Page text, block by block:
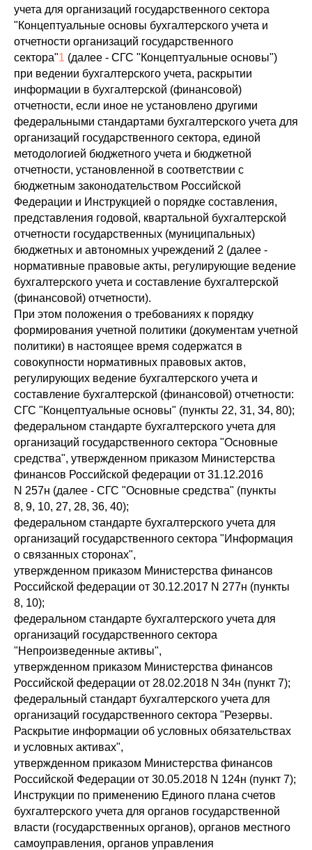
учета для организаций государственного сектора
"Концептуальные основы бухгалтерского учета и
отчетности организаций государственного
сектора"1 (далее - СГС "Концептуальные основы")
при ведении бухгалтерского учета, раскрытии
информации в бухгалтерской (финансовой)
отчетности, если иное не установлено другими
федеральными стандартами бухгалтерского учета для
организаций государственного сектора, единой
методологией бюджетного учета и бюджетной
отчетности, установленной в соответствии с
бюджетным законодательством Российской
Федерации и Инструкцией о порядке составления,
представления годовой, квартальной бухгалтерской
отчетности государственных (муниципальных)
бюджетных и автономных учреждений 2 (далее -
нормативные правовые акты, регулирующие ведение
бухгалтерского учета и составление бухгалтерской
(финансовой) отчетности).
При этом положения о требованиях к порядку
формирования учетной политики (документам учетной
политики) в настоящее время содержатся в
совокупности нормативных правовых актов,
регулирующих ведение бухгалтерского учета и
составление бухгалтерской (финансовой) отчетности:
СГС "Концептуальные основы" (пункты 22, 31, 34, 80);
федеральном стандарте бухгалтерского учета для
организаций государственного сектора "Основные
средства", утвержденном приказом Министерства
финансов Российской федерации от 31.12.2016
N 257н (далее - СГС "Основные средства" (пункты
8, 9, 10, 27, 28, 36, 40);
федеральном стандарте бухгалтерского учета для
организаций государственного сектора "Информация
о связанных сторонах",
утвержденном приказом Министерства финансов
Российской федерации от 30.12.2017 N 277н (пункты
8, 10);
федеральном стандарте бухгалтерского учета для
организаций государственного сектора
"Непроизведенные активы",
утвержденном приказом Министерства финансов
Российской федерации от 28.02.2018 N 34н (пункт 7);
федеральный стандарт бухгалтерского учета для
организаций государственного сектора "Резервы.
Раскрытие информации об условных обязательствах
и условных активах",
утвержденном приказом Министерства финансов
Российской Федерации от 30.05.2018 N 124н (пункт 7);
Инструкции по применению Единого плана счетов
бухгалтерского учета для органов государственной
власти (государственных органов), органов местного
самоуправления, органов управления